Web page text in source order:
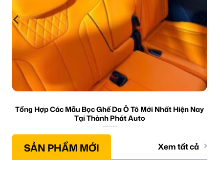
Tổng Hợp Các Mẫu Bọc Ghế Da Ô Tô Mới Nhất Hiện Nay
Tại Thành Phát Auto
SẢN PHẨM MỚI Xem tất cả